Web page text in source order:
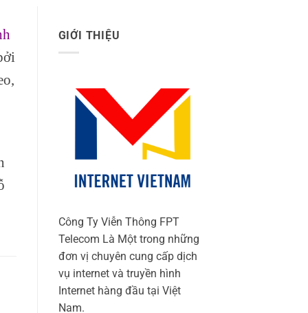
GIỚI THIỆU
Công Ty Viễn Thông FPT
Telecom Là Một trong những
đơn vị chuyên cung cấp dịch
vụ internet và truyền hình
Internet hàng đầu tại Việt
Nam.